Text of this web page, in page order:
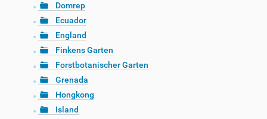
Domrep
Ecuador
England
Finkens Garten
Forstbotanischer Garten
Grenada
Hongkong
Island